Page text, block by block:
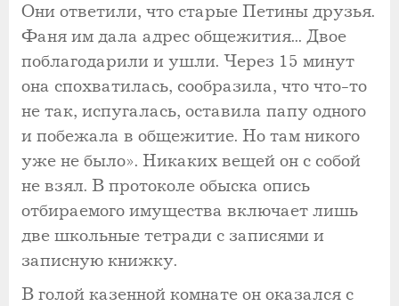
Они ответили, что старые Петины друзья.
Фаня им дала адрес общежития... Двое
поблагодарили и ушли. Через 15 минут
она спохватилась, сообразила, что что-то
не так, испугалась, оставила папу одного
и побежала в общежитие. Но там никого
уже не было». Никаких вещей он с собой
не взял. В протоколе обыска опись
отбираемого имущества включает лишь
две школьные тетради с записями и
записную книжку.
В голой казенной комнате он оказался с